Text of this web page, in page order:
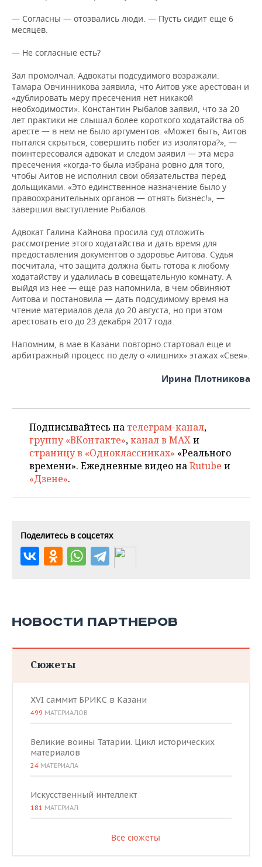
— Согласны — отозвались люди. — Пусть сидит еще 6
месяцев.
— Не согласные есть?
Зал промолчал. Адвокаты подсудимого возражали.
Тамара Овчинникова заявила, что Аитов уже арестован и
«дублировать меру пресечения нет никакой
необходимости». Константин Рыбалов заявил, что за 20
лет практики не слышал более короткого ходатайства об
аресте — в нем не было аргументов. «Может быть, Аитов
пытался скрыться, совершить побег из изолятора?», —
поинтересовался адвокат и следом заявил — эта мера
пресечения «когда-то была избрана ровно для того,
чтобы Аитов не исполнил свои обязательства перед
дольщиками. «Это единственное назначение было у
правоохранительных органов — отнять бизнес!», —
завершил выступление Рыбалов.
Адвокат Галина Кайнова просила суд отложить
рассмотрение этого ходатайства и дать время для
предоставления документов о здоровье Аитова. Судья
посчитала, что защита должна быть готова к любому
ходатайству и удалилась в совещательную комнату. А
выйдя из нее — еще раз напомнила, в чем обвиняют
Аитова и постановила — дать подсудимому время на
чтение материалов дела до 20 августа, но при этом
арестовать его до 23 декабря 2017 года.
Напомним, в мае в Казани повторно стартовал еще и
арбитражный процесс по делу о «лишних» этажах «Свея».
Ирина Плотникова
Подписывайтесь на телеграм-канал,
группу «ВКонтакте»,канал в MAXи
страницу в «Одноклассниках» «Реального
времени». Ежедневные видео наRutube и
«Дзене».
Поделитесь в соцсетях
НОВОСТИ ПАРТНЕРОВ
Сюжеты
XVI саммит БРИКС в Казани
499 МАТЕРИАЛОВ
Великие воины Татарии. Цикл исторических
материалов
24 МАТЕРИАЛА
Искусственный интеллект
181 МАТЕРИАЛ
Все сюжеты